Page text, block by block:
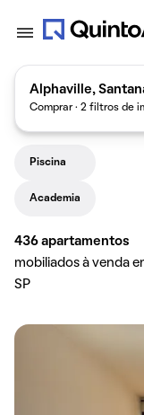
Alphaville,
Comprar · 2 filtros de
Piscina
Academia
436 apartamentos
mobiliados à venda
SP